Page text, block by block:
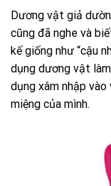
Dương vật giả
cũng đã nghe và
kế giống như “cậu
dụng dương vật
dụng xâm nhập vào
miệng của mình.